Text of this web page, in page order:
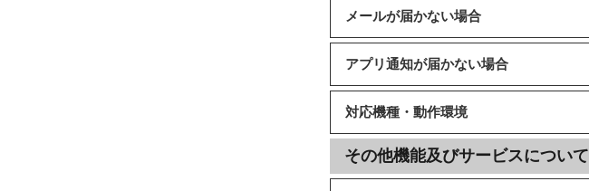
メールが届かない場合
アプリ通知が届かない場合
対応機種・動作環境
その他機能及びサービスについて